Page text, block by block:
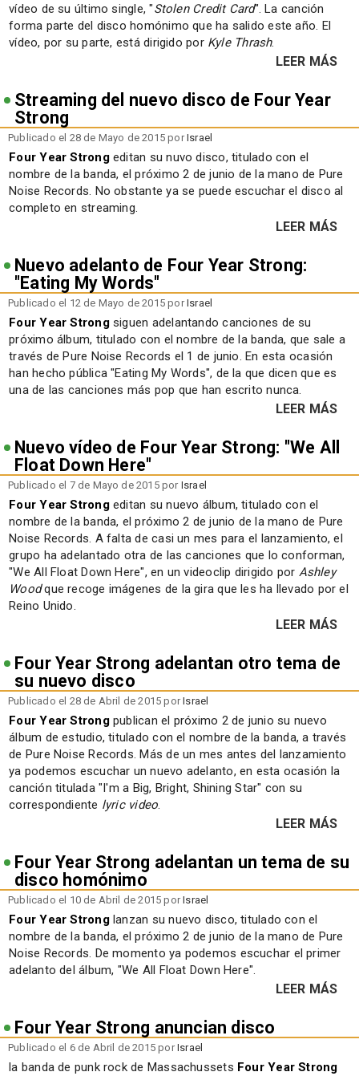
vídeo de su último single, "Stolen Credit Card". La canción
forma parte del disco homónimo que ha salido este año. El
vídeo, por su parte, está dirigido por Kyle Thrash.
LEER MÁS
Streaming del nuevo disco de Four Year
Strong
Publicado el 28 de Mayo de 2015 porIsrael
Four Year Strongeditan su nuvo disco, titulado con el
nombre de la banda, el próximo 2 de junio de la mano de Pure
Noise Records. No obstante ya se puede escuchar el disco al
completo en streaming.
LEER MÁS
Nuevo adelanto de Four Year Strong:
"Eating My Words"
Publicado el 12 de Mayo de 2015 porIsrael
Four Year Strongsiguen adelantando canciones de su
próximo álbum, titulado con el nombre de la banda, que sale a
través de Pure Noise Records el 1 de junio. En esta ocasión
han hecho pública "Eating My Words", de la que dicen que es
una de las canciones más pop que han escrito nunca.
LEER MÁS
Nuevo vídeo de Four Year Strong: "We All
Float Down Here"
Publicado el 7 de Mayo de 2015 por Israel
Four Year Strongeditan su nuevo álbum, titulado con el
nombre de la banda, el próximo 2 de junio de la mano de Pure
Noise Records. A falta de casi un mes para el lanzamiento, el
grupo ha adelantado otra de las canciones que lo conforman,
"We All Float Down Here", en un videoclip dirigido por Ashley
Woodque recoge imágenes de la gira que les ha llevado por el
Reino Unido.
LEER MÁS
Four Year Strong adelantan otro tema de
su nuevo disco
Publicado el 28 de Abril de 2015 porIsrael
Four Year Strongpublican el próximo 2 de junio su nuevo
álbum de estudio, titulado con el nombre de la banda, a través
de Pure Noise Records. Más de un mes antes del lanzamiento
ya podemos escuchar un nuevo adelanto, en esta ocasión la
canción titulada "I'm a Big, Bright, Shining Star" con su
correspondiente lyric video.
LEER MÁS
Four Year Strong adelantan un tema de su
disco homónimo
Publicado el 10 de Abril de 2015 porIsrael
Four Year Stronglanzan su nuevo disco, titulado con el
nombre de la banda, el próximo 2 de junio de la mano de Pure
Noise Records. De momento ya podemos escuchar el primer
adelanto del álbum, "We All Float Down Here".
LEER MÁS
Four Year Strong anuncian disco
Publicado el 6 de Abril de 2015 porIsrael
la banda de punk rock de Massachussets Four Year Strong